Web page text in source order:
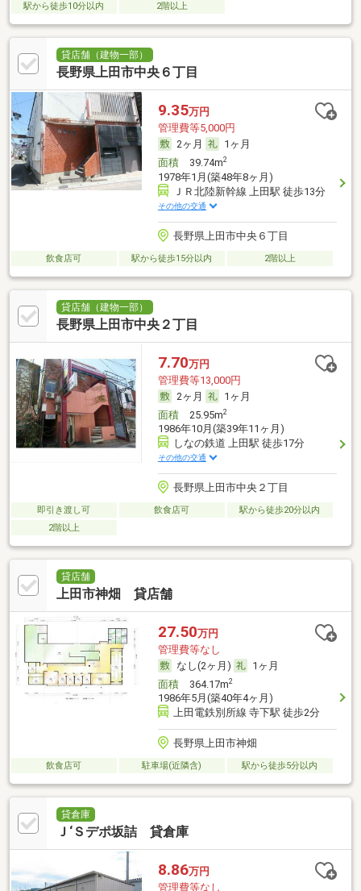
駅から徒歩10分以内 2階以上
貸店舗（建物一部）
長野県上田市中央６丁目
9.35万円
管理費等5,000円
2ヶ月
1ヶ月
面積39.74m2
1978年1月(築48年8ヶ月)
ＪＲ北陸新幹線 上田駅 徒歩13分
その他の交通
長野県上田市中央６丁目
飲食店可 駅から徒歩15分以内 2階以上
貸店舗（建物一部）
長野県上田市中央２丁目
7.70万円
管理費等13,000円
2ヶ月
1ヶ月
面積25.95m2
1986年10月(築39年11ヶ月)
しなの鉄道 上田駅 徒歩17分
その他の交通
長野県上田市中央２丁目
即引き渡し可 飲食店可
駅から徒歩20分以内
2階以上
貸店舗
上田市神畑 貸店舗
27.50万円
管理費等なし
なし(2ヶ月)
1ヶ月
面積364.17m2
1986年5月(築40年4ヶ月)
上田電鉄別所線 寺下駅 徒歩2分
長野県上田市神畑
飲食店可 駐車場(近隣含) 駅から徒歩5分以内
貸倉庫
Ｊ‘Ｓデポ坂詰 貸倉庫
8.86万円
管理費等なし